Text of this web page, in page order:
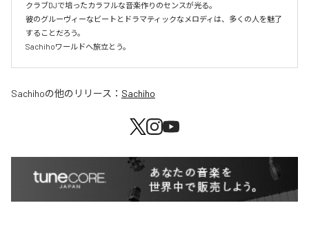
クラブDJで培ったカラフルな音楽作りのセンスが光る。
彼のグルーヴィーなビートとドラマティックなメロディは、多くの人を魅了
することだろう。
Sachihoワールドへ旅立とう。
Sachihoの他のリリース： Sachiho